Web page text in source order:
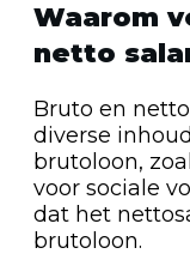
Waarom
netto
Bruto en
diverse
brutoloon,
voor sociale
dat het
brutoloon.